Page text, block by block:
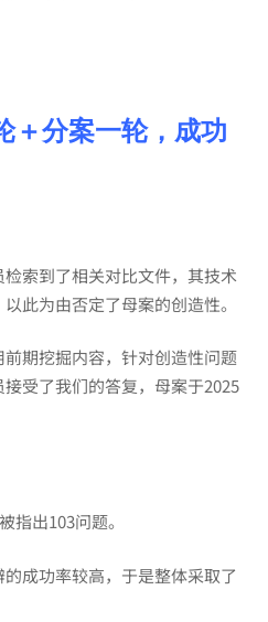
＋分案一轮，成功
索到了相关对比文件，其技术
此为由否定了母案的创造性。
期挖掘内容，针对创造性问题
受了我们的答复，母案于2025
指出103问题。
成功率较高，于是整体采取了